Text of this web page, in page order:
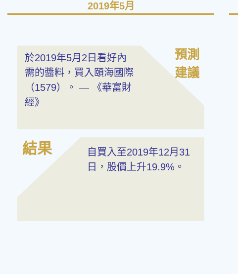
2019年5月
於2019年5月2日看好內
需的醬料，買入頤海國際
（1579）。 — 《華富財
經》
預測
建議
結果
自買入至2019年12月31
日，股價上升19.9%。